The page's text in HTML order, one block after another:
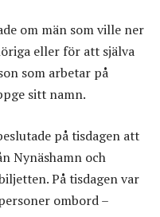
om män som ville ner
eller för att själva
som arbetar på
sitt namn.
på tisdagen att
Nynäshamn och
På tisdagen var
ombord –